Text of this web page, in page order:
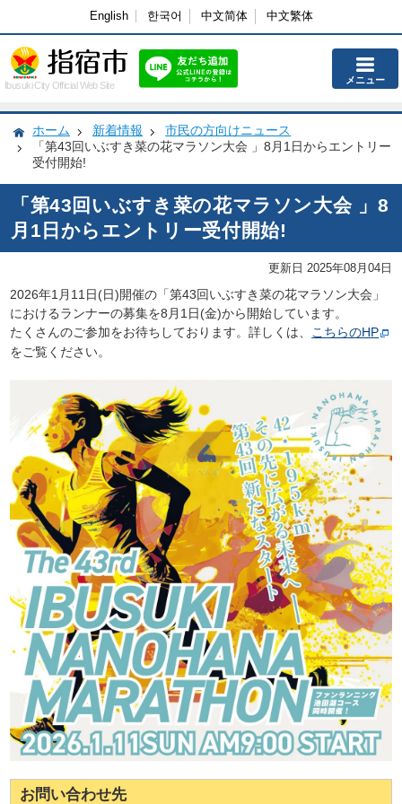
English 한국어 中文简体 中文繁体
Ibusuki City Official Web Site メニュー
ホーム 新着情報
市民の方向けニュース
「第43回いぶすき菜の花マラソン大会 」8月1日からエントリー
受付開始!
「第43回いぶすき菜の花マラソン大会 」8
月1日からエントリー受付開始!
更新日 2025年08月04日
2026年1月11日(日)開催の「第43回いぶすき菜の花マラソン大会」
におけるランナーの募集を8 月1日(金)から開始しています。
たくさんのご参加をお待ちしております。詳しくは、
こちらのHP
をご覧ください。
お問い合わせ先